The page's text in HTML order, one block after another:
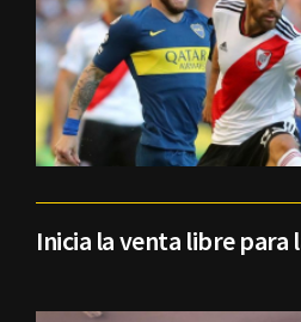
Inicia la venta libre para